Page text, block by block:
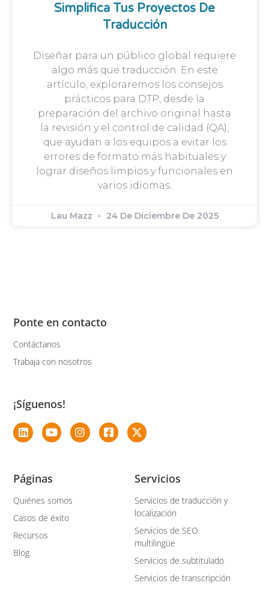
Simplifica Tus Proyectos De
Traducción
Diseñar para un público global requiere
algo más que traducción. En este
artículo, exploraremos los consejos
prácticos para DTP, desde la
preparación del archivo original hasta
la revisión y el control de calidad (QA),
que ayudan a los equipos a evitar los
errores de formato más habituales y
lograr diseños limpios y funcionales en
varios idiomas.
Lau Mazz 24 De Diciembre De 2025
Servicios
Servicios de traducción y
localización
Servicios de SEO
multilingüe
Servicios de subtitulado
Servicios de transcripción
Páginas
Quiénes somos
Casos de éxito
Recursos
Blog
Ponte en contacto
Contáctanos
Trabaja con nosotros
¡Síguenos!